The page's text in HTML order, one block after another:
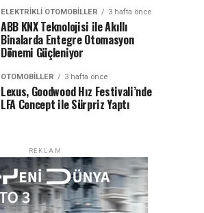
ELEKTRIKLI OTOMOBILLER 3 hafta önce
ABB KNX Teknolojisi ile Akıllı
Binalarda Entegre Otomasyon
Dönemi Güçleniyor
OTOMOBILLER 3 hafta önce
Lexus, Goodwood Hız Festivali’nde
LFA Concept ile Sürpriz Yaptı
REKLAM